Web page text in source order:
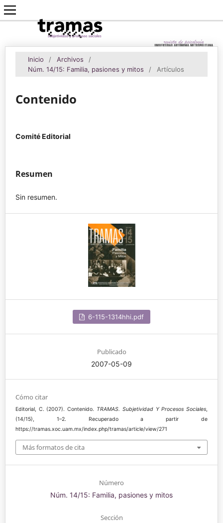
Inicio / Archivos
/
Núm. 14/15: Familia, pasiones y mitos
/ Artículos
Contenido
Comité Editorial
Resumen
Sin resumen.
6-115-1314hhi.pdf
Publicado
2007-05-09
Cómo citar
Editorial, C. (2007). Contenido. TRAMAS. Subjetividad Y Procesos Sociales,
(14/15), 1–2. Recuperado a partir de
https://tramas.xoc.uam.mx/index.php/tramas/article/view/271
Más formatos de cita
Número
Núm. 14/15: Familia, pasiones y mitos
Sección